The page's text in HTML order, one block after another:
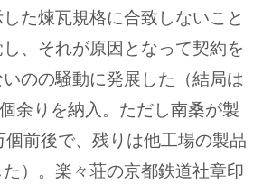
た煉瓦規格に合致しないこと
、それが原因となって契約を
のの騒動に発展した（結局は
余りを納入。ただし南桑が製
前後で、残りは他工場の製品
）。楽々荘の京都鉄道社章印